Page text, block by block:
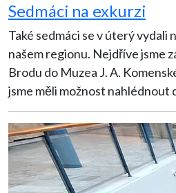
Sedmáci na exkurzi
Také sedmáci se v úterý vydali
našem regionu. Nejdříve jsme zamířili do Uherského
Brodu do Muzea J. A.
jsme měli možnost nahlédnout